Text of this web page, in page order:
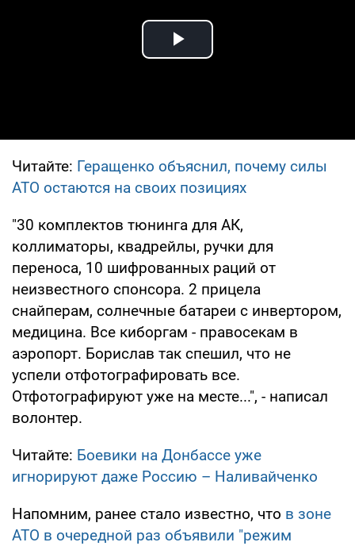
Play Video
Читайте: Геращенко объяснил, почему силы
АТО остаются на своих позициях
"30 комплектов тюнинга для АК,
коллиматоры, квадрейлы, ручки для
переноса, 10 шифрованных раций от
неизвестного спонсора. 2 прицела
снайперам, солнечные батареи с инвертором,
медицина. Все киборгам - правосекам в
аэропорт. Борислав так спешил, что не
успели отфотографировать все.
Отфотографируют уже на месте...", - написал
волонтер.
Читайте: Боевики на Донбассе уже
игнорируют даже Россию – Наливайченко
Напомним, ранее стало известно, что в зоне
АТО в очередной раз объявили "режим